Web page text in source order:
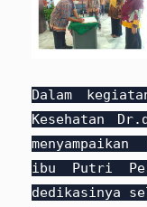
Dalam
Kesehatan
ibu Putri
dedikasinya